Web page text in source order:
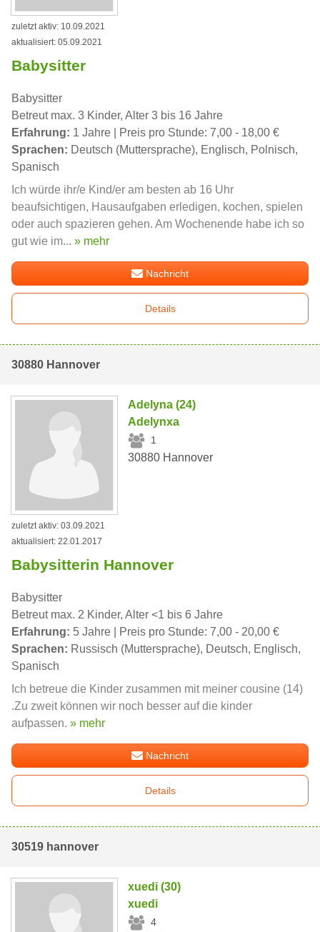
zuletzt aktiv: 10.09.2021
aktualisiert: 05.09.2021
Babysitter
Babysitter
Betreut max. 3 Kinder, Alter 3 bis 16 Jahre
Erfahrung: 1 Jahre | Preis pro Stunde: 7,00 - 18,00 €
Sprachen: Deutsch (Muttersprache), Englisch, Polnisch,
Spanisch
Ich würde ihr/e Kind/er am besten ab 16 Uhr
beaufsichtigen, Hausaufgaben erledigen, kochen, spielen
oder auch spazieren gehen. Am Wochenende habe ich so
gut wie im... » mehr
Nachricht
Details
30880 Hannover
Adelyna (24)
Adelynxa
1
30880 Hannover
zuletzt aktiv: 03.09.2021
aktualisiert: 22.01.2017
Babysitterin Hannover
Babysitter
Betreut max. 2 Kinder, Alter <1 bis 6 Jahre
Erfahrung: 5 Jahre | Preis pro Stunde: 7,00 - 20,00 €
Sprachen: Russisch (Muttersprache), Deutsch, Englisch,
Spanisch
Ich betreue die Kinder zusammen mit meiner cousine (14)
.Zu zweit können wir noch besser auf die kinder
aufpassen. » mehr
Nachricht
Details
30519 hannover
xuedi (30)
xuedi
4